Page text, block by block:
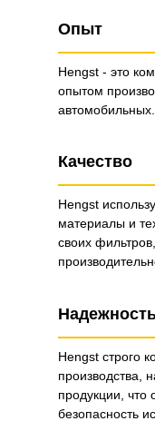
Опыт
Hengst - это
опытом
автомобильных.
Качество
Hengst
материалы и
своих
Hengst строго
производства,
продукции, что
безопасность